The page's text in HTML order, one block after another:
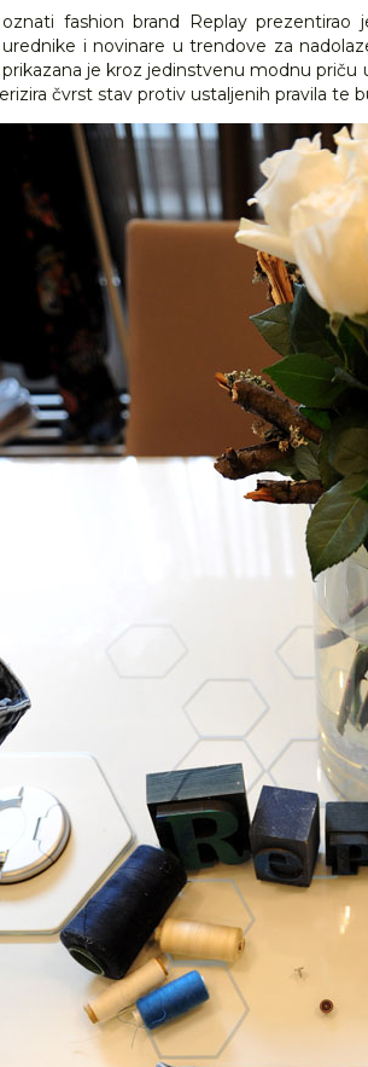
oznati fashion brand Replay prezentirao
urednike i novinare u trendove za
prikazana je kroz jedinstvenu modnu
čvrst stav protiv ustaljenih pravila te